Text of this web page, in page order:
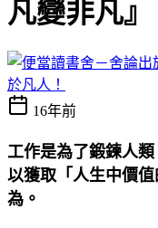
凡變非凡』
於凡人！
16年前
工作是為了鍛鍊人類
以獲取「人生中價
為。